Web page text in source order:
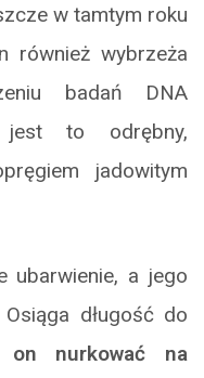
w tamtym roku
również wybrzeża
badań DNA
to odrębny,
jadowitym
ubarwienie, a jego
długość do
on nurkować na